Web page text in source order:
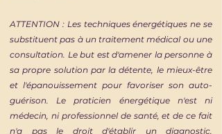
ATTENTION : Les techniques énergétiques ne se
substituent pas à un traitement médical ou une
consultation. Le but est d'amener la personne à
sa propre solution par la détente, le mieux-être
et l'épanouissement pour favoriser son auto-
guérison. Le praticien énergétique n'est ni
médecin, ni professionnel de santé, et de ce fait
n'a pas le droit d'établir un diagnostic,